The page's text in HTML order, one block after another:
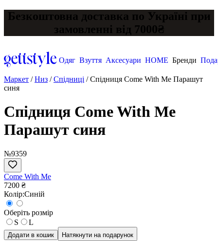
Безкоштовна доставка по Україні при
замовленні від 7000₴
Одяг Взуття Аксесуари HOME Бренди
Маркет /Низ /Спідниці /Спідниця Come With Me Парашут
синя
Спідниця Come With Me
Парашут синя
№9359
Come With Me
7200 ₴
Колір:Синій
Оберіть розмір
S
L
Додати в кошик Натякнути на подарунок